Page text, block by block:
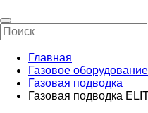
Главная
Газовое оборудование
Газовая подводка
Газовая подводка